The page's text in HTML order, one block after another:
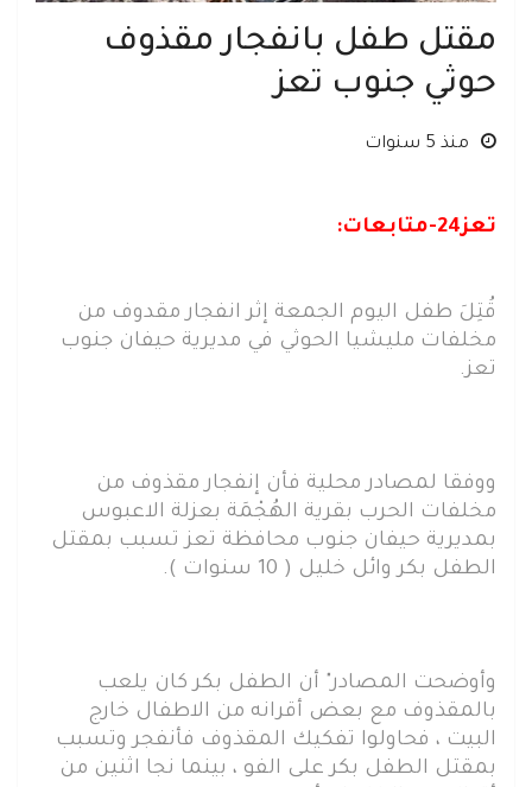
مقتل طفل بانفجار مقذوف
حوثي جنوب تعز
منذ 5 سنوات
تعز24-متابعات:
قُتِلَ طفل اليوم الجمعة إثر انفجار مقدوف من
مخلفات مليشيا الحوثي في مديرية حيفان جنوب
تعز.
ووفقا لمصادر محلية فأن إنفجار مقذوف من
مخلفات الحرب بقرية الهُجْمَة بعزلة الاعبوس
بمديرية حيفان جنوب محافظة تعز تسبب بمقتل
الطفل بكر وائل خليل ( 10 سنوات ).
وأوضحت المصادر" أن الطفل بكر كان يلعب
بالمقذوف مع بعض أقرانه من الاطفال خارج
البيت ، فحاولوا تفكيك المقذوف فأنفجر وتسبب
بمقتل الطفل بكر على الفو ، بينما نجا اثنين من